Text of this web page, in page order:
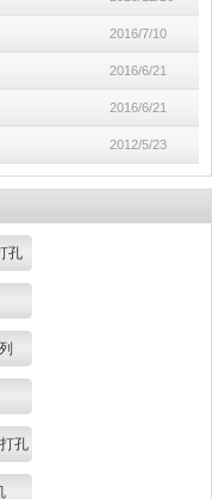
2016/7/10
2016/6/21
2016/6/21
2012/5/23
孔
孔